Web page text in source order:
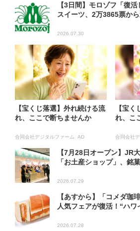
【3日間】モロゾフ「復
スイーツ、2万3865票か
2026.07.30
【宝くじ落選】外れ続ける流
れ、ここで断ちませんか
合同会社デジタルファーム AD
【宝
れ、こ
合同会社
【7月28日オープン】JR
「お土産ショップ」、銘
2026.07.29
【あすから】「コメダ珈
人気フェアが復活！“ハワ
2026.07.28